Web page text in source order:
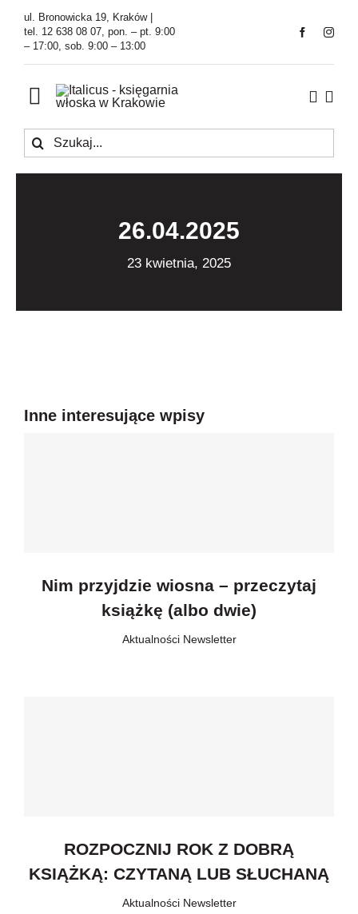
Przejdź
zawartości
ul. Bronowicka 19, Kraków |
tel. 12 638 08 07, pon. – pt. 9:00
– 17:00, sob. 9:00 – 13:00
Toggle
Navigation
Księgarnia
Kontakt
Szukaj
26.04.2025
23 kwietnia, 2025
Inne interesujące wpisy
Nim przyjdzie wiosna – przeczytaj
książkę (albo dwie)
Aktualności, Newsletter
ROZPOCZNIJ ROK Z DOBRĄ
KSIĄŻKĄ: CZYTANĄ LUB SŁUCHANĄ
Aktualności, Newsletter